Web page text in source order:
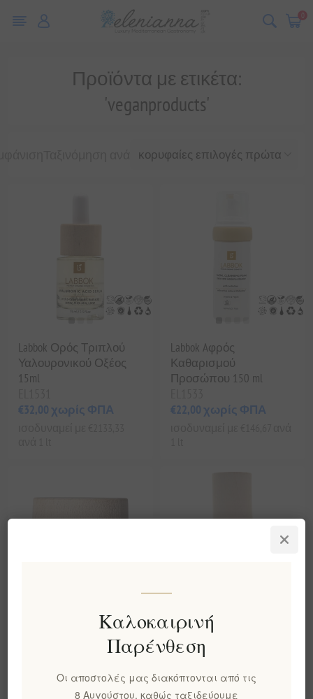
0
Προϊόντα με ετικέτα:
'veganproducts'
Labbok Ορός Τριπλού
Υαλουρονικού Οξέος
15ml
€32,00 χωρίς ΦΠΑ
Labbok Aφρός
Καθαρισμού
Προσώπου 150 ml
€22,00 χωρίς ΦΠΑ
Labbok 2 σε 1 Μοβ
Μάσκα Προσώπου
Labbok Κρέμα Ματιών
20ml
EL1537
Καλοκαιρινή
Παρένθεση
Οι αποστολές μας διακόπτονται από τις
8 Αυγούστου, καθώς ταξιδεύουμε